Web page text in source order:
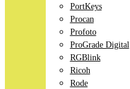
PortKeys
Procan
Profoto
ProGrade Digital
RGBlink
Ricoh
Rode